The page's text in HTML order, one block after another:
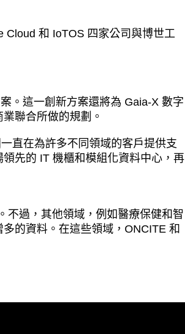
Cloud 和 IoTOS 四家公司與博世工
。這一創新方案還將為 Gaia-X 數字
聯合所做的規劃。
直在為許多不同領域的客戶提供支
先的 IT 機櫃和模組化資料中心，再
不過，其他領域，例如醫療保健和智
的資料。在這些領域，ONCITE 和